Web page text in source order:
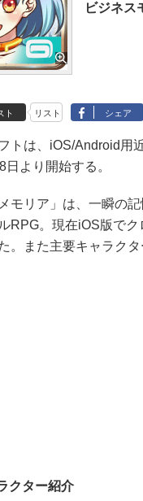
ビジネス
ト リスト シェア
トは、iOS/Android用
日より開始する。
モリア」は、一瞬の記
RPG。現在iOS版で
。また主要キャラクタ
クター紹介